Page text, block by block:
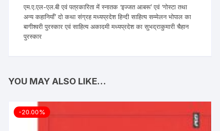
एम.ए.एल-एल.बी एवं पत्रकारिता में स्नातक ‘इज्जत आबरू’ एवं ‘गोस्टा तथा
अन्य कहानियाँ’ दो कथा संग्रह मध्यप्रदेश हिन्दी साहित्य सम्मेलन भोपाल का
बागीश्वरी पुरस्कार एवं साहित्य अकादमी मध्यप्रदेश का सुभद्राकुमारी चैहान
पुरस्कार
YOU MAY ALSO LIKE…
-20.00%